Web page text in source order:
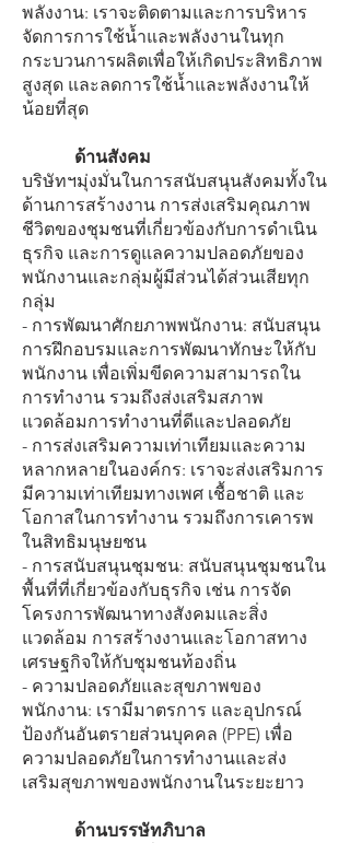
พลังงาน: เราจะติดตามและการบริหาร
จัดการการใช้น้ำและพลังงานในทุก
กระบวนการผลิตเพื่อให้เกิดประสิทธิภาพ
สูงสุด และลดการใช้น้ำและพลังงานให้
น้อยที่สุด
ด้านสังคม
บริษัทฯมุ่งมั่นในการสนับสนุนสังคมทั้งใน
ด้านการสร้างงาน การส่งเสริมคุณภาพ
ชีวิตของชุมชนที่เกี่ยวข้องกับการดำเนิน
ธุรกิจ และการดูแลความปลอดภัยของ
พนักงานและกลุ่มผู้มีส่วนได้ส่วนเสียทุก
กลุ่ม
- การพัฒนาศักยภาพพนักงาน: สนับสนุน
การฝึกอบรมและการพัฒนาทักษะให้กับ
พนักงาน เพื่อเพิ่มขีดความสามารถใน
การทำงาน รวมถึงส่งเสริมสภาพ
แวดล้อมการทำงานที่ดีและปลอดภัย
- การส่งเสริมความเท่าเทียมและความ
หลากหลายในองค์กร: เราจะส่งเสริมการ
มีความเท่าเทียมทางเพศ เชื้อชาติ และ
โอกาสในการทำงาน รวมถึงการเคารพ
ในสิทธิมนุษยชน
- การสนับสนุนชุมชน: สนับสนุนชุมชนใน
พื้นที่ที่เกี่ยวข้องกับธุรกิจ เช่น การจัด
โครงการพัฒนาทางสังคมและสิ่ง
แวดล้อม การสร้างงานและโอกาสทาง
เศรษฐกิจให้กับชุมชนท้องถิ่น
- ความปลอดภัยและสุขภาพของ
พนักงาน: เรามีมาตรการ และอุปกรณ์
ป้องกันอันตรายส่วนบุคคล (PPE) เพื่อ
ความปลอดภัยในการทำงานและส่ง
เสริมสุขภาพของพนักงานในระยะยาว
ด้านบรรษัทภิบาล